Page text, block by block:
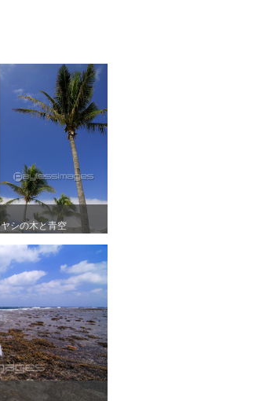
ヤシの木と青空
ヤシの木と青空